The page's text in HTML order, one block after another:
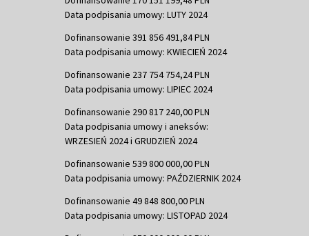
Data podpisania umowy: LUTY 2024
Dofinansowanie 391 856 491,84 PLN
Data podpisania umowy: KWIECIEŃ 2024
Dofinansowanie 237 754 754,24 PLN
Data podpisania umowy: LIPIEC 2024
Dofinansowanie 290 817 240,00 PLN
Data podpisania umowy i aneksów:
WRZESIEŃ 2024 i GRUDZIEŃ 2024
Dofinansowanie 539 800 000,00 PLN
Data podpisania umowy: PAŹDZIERNIK 2024
Dofinansowanie 49 848 800,00 PLN
Data podpisania umowy: LISTOPAD 2024